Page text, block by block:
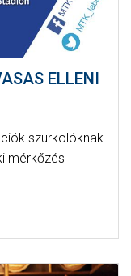
ELLENI
szurkolóknak
mérkőzés